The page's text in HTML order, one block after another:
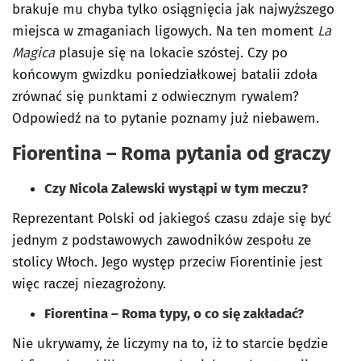
brakuje mu chyba tylko osiągnięcia jak najwyższego
miejsca w zmaganiach ligowych. Na ten moment La
Magicaplasuje się na lokacie szóstej. Czy po
końcowym gwizdku poniedziałkowej batalii zdoła
zrównać się punktami z odwiecznym rywalem?
Odpowiedź na to pytanie poznamy już niebawem.
Fiorentina – Roma pytania od graczy
Czy Nicola Zalewski wystąpi w tym meczu?
Reprezentant Polski od jakiegoś czasu zdaje się być
jednym z podstawowych zawodników zespołu ze
stolicy Włoch. Jego występ przeciw Fiorentinie jest
więc raczej niezagrożony.
Fiorentina – Roma typy, o co się zakładać?
Nie ukrywamy, że liczymy na to, iż to starcie będzie